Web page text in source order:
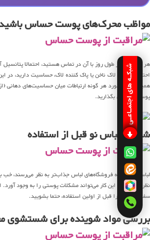
مواظب محرک‌های پوست حساس
هر چیزی که در طول روز با آن در تماس هستید، احتمالا
احتمالا شما به لاک ناخن یا پاک کننده لاک، حساسیت دارید،
همین امر در مورد هر گونه ارتباطات میان حساسیت‌های
پوست در میان بگذارید.
شستن لباس نو قبل از استفاده
لباسها در قفسه فروشگاه‌های لباس جذاب‌تر به نظر می‌رسند، خب
نظر برسند، اما این کار می‌تواند مشکلات پوستی را به وجود
سفره و ملحفه را قبل از اولین استفاده، حتما بشویید.
بررسی مواد شوینده برای شستشوی
شبکـه های اجتمـاعـی